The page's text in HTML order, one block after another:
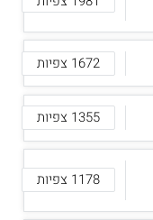
1672 צפיות
1355 צפיות
1178 צפיות